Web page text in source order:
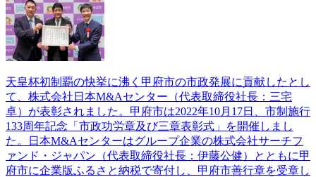
天皇杯初制覇の快挙に沸く甲府市の市政発展に貢献したとし
て、株式会社日本M&Aセンター（代表取締役社長：三宅
卓）が表彰されました。甲府市は2022年10月17日、市制施行
133周年記念「市政功労章及び三章表彰式」を開催しまし
た。日本M&Aセンターはグループ企業の株式会社サーチフ
ァンド・ジャパン（代表取締役社長：伊藤公健）とともに甲
府市に企業版ふるさと納税で寄付し、甲府市善行章を受章し